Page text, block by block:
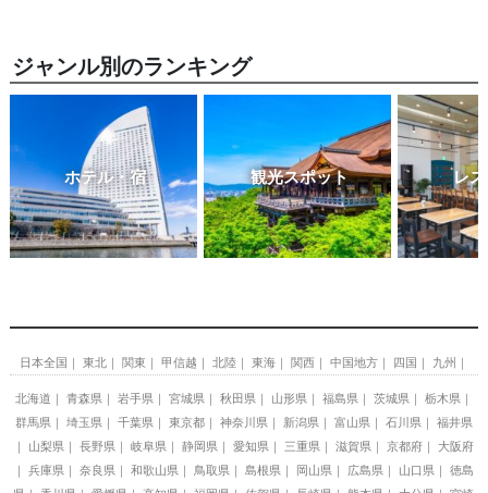
ジャンル別のランキング
ホテル・宿 観光スポット レ
日本全国 東北 関東 甲信越 北陸 東海 関西 中国地方 四国 九州
北海道 青森県 岩手県 宮城県 秋田県 山形県 福島県 茨城県
栃木県
群馬県
埼玉県 千葉県 東京都 神奈川県 新潟県 富山県 石川県
福井県
山梨県
長野県 岐阜県 静岡県 愛知県 三重県 滋賀県 京都府
大阪府
兵庫県
奈良県 和歌山県 鳥取県 島根県 岡山県 広島県 山口県
徳島